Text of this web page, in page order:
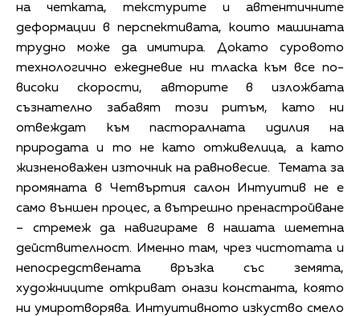
на четката, текстурите и автентичните
деформации в перспективата, които машината
трудно може да имитира. Докато суровото
технологично ежедневие ни тласка към все по-
високи скорости, авторите в изложбата
съзнателно забавят този ритъм, като ни
отвеждат към пасторалната идилия на
природата и то не като отживелица, а като
жизненоважен източник на равновесие. Темата за
промяната в Четвъртия салон Интуитив не е
само външен процес, а вътрешно пренастройване
– стремеж да навигираме в нашата шеметна
действителност. Именно там, чрез чистотата и
непосредствената връзка със земята,
художниците откриват онази константа, която
ни умиротворява. Интуитивното изкуство смело